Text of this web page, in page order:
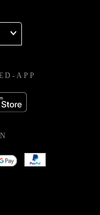
APP